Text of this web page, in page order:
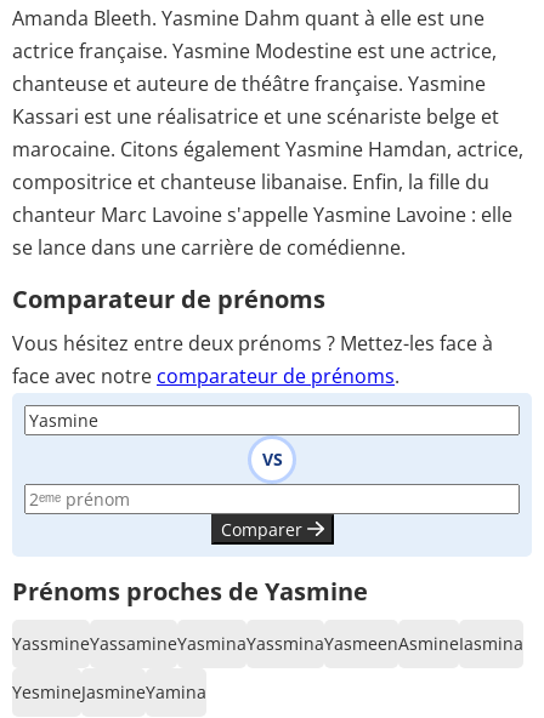
Amanda Bleeth. Yasmine Dahm quant à elle est une
actrice française. Yasmine Modestine est une actrice,
chanteuse et auteure de théâtre française. Yasmine
Kassari est une réalisatrice et une scénariste belge et
marocaine. Citons également Yasmine Hamdan, actrice,
compositrice et chanteuse libanaise. Enfin, la fille du
chanteur Marc Lavoine s'appelle Yasmine Lavoine : elle
se lance dans une carrière de comédienne.
Comparateur de prénoms
Vous hésitez entre deux prénoms ? Mettez-les face à
face avec notre comparateur de prénoms.
VS
Comparer
Prénoms proches de Yasmine
YassmineYassamineYasminaYassminaYasmeenAsmineIasmina
YesmineJasmineYamina